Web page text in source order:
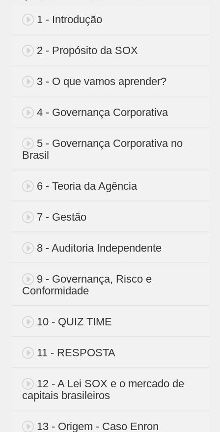
1 - Introdução
2 - Propósito da SOX
3 - O que vamos aprender?
4 - Governança Corporativa
5 - Governança Corporativa no
Brasil
6 - Teoria da Agência
7 - Gestão
8 - Auditoria Independente
9 - Governança, Risco e
Conformidade
10 - QUIZ TIME
11 - RESPOSTA
12 - A Lei SOX e o mercado de
capitais brasileiros
13 - Origem - Caso Enron